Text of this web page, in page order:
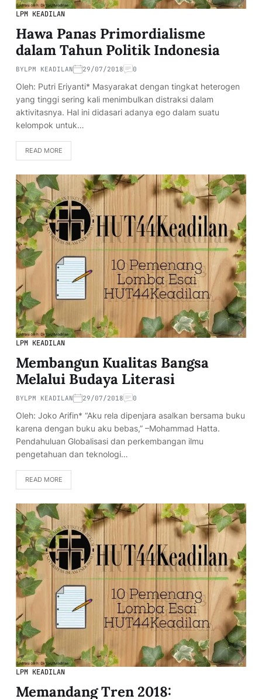
LPM KEADILAN
Hawa Panas Primordialisme
dalam Tahun Politik Indonesia
BYLPM KEADILAN 29/07/2018 0
Oleh: Putri Eriyanti* Masyarakat dengan tingkat heterogen
yang tinggi sering kali menimbulkan distraksi dalam
aktivitasnya. Hal ini didasari adanya ego dalam suatu
kelompok untuk…
READ MORE
LPM KEADILAN
Membangun Kualitas Bangsa
Melalui Budaya Literasi
BYLPM KEADILAN 29/07/2018 0
Oleh: Joko Arifin* “Aku rela dipenjara asalkan bersama buku
karena dengan buku aku bebas,” –Mohammad Hatta.
Pendahuluan Globalisasi dan perkembangan ilmu
pengetahuan dan teknologi…
READ MORE
LPM KEADILAN
Memandang Tren 2018: